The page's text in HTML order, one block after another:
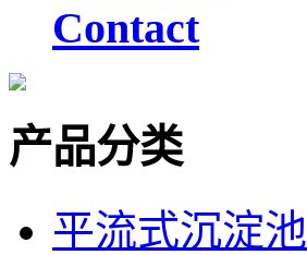
Contact
产品分类
平流式沉淀池